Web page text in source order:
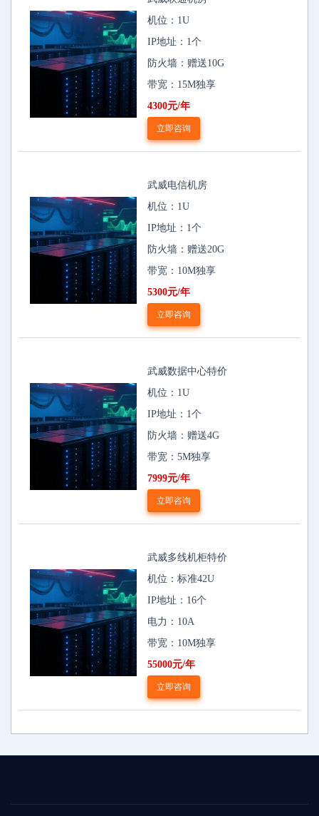
机位：1U
IP地址：1个
防火墙：赠送10G
带宽：15M独享
4300元/年
立即咨询
武威电信机房
机位：1U
IP地址：1个
防火墙：赠送20G
带宽：10M独享
5300元/年
立即咨询
武威数据中心特价
机位：1U
IP地址：1个
防火墙：赠送4G
带宽：5M独享
7999元/年
立即咨询
武威多线机柜特价
机位：标准42U
IP地址：16个
电力：10A
带宽：10M独享
55000元/年
立即咨询